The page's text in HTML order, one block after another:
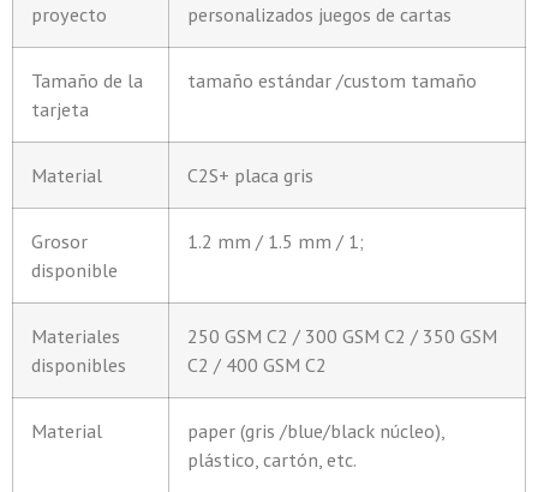
proyecto
personalizados juegos de cartas
Tamaño de la
tarjeta
tamaño estándar /custom tamaño
Material C2S+ placa gris
Grosor
disponible
1.2 mm / 1.5 mm / 1;
Materiales
disponibles
250 GSM C2 / 300 GSM C2 / 350 GSM
C2 / 400 GSM C2
Material
paper (gris /blue/black núcleo),
plástico, cartón, etc.